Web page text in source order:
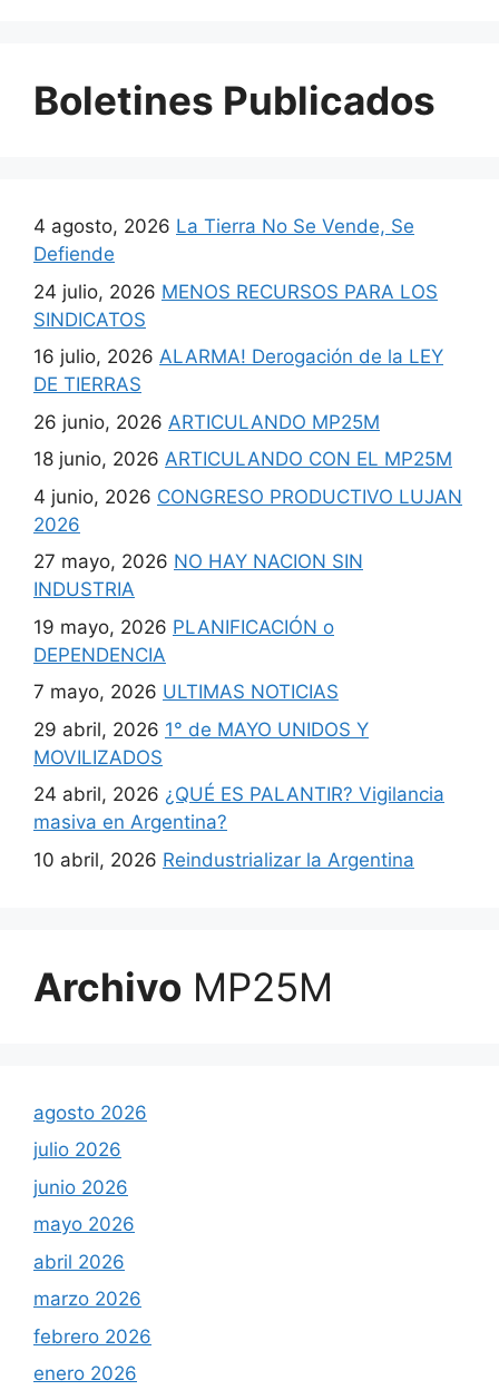
Boletines Publicados
4 agosto, 2026 La Tierra No Se Vende, Se
Defiende
24 julio, 2026 MENOS RECURSOS PARA LOS
SINDICATOS
16 julio, 2026 ALARMA! Derogación de la LEY
DE TIERRAS
26 junio, 2026 ARTICULANDO MP25M
18 junio, 2026 ARTICULANDO CON EL MP25M
4 junio, 2026 CONGRESO PRODUCTIVO LUJAN
2026
27 mayo, 2026 NO HAY NACION SIN
INDUSTRIA
19 mayo, 2026 PLANIFICACIÓN o
DEPENDENCIA
7 mayo, 2026 ULTIMAS NOTICIAS
29 abril, 2026 1° de MAYO UNIDOS Y
MOVILIZADOS
24 abril, 2026 ¿QUÉ ES PALANTIR? Vigilancia
masiva en Argentina?
10 abril, 2026 Reindustrializar la Argentina
Archivo MP25M
agosto 2026
julio 2026
junio 2026
mayo 2026
abril 2026
marzo 2026
febrero 2026
enero 2026